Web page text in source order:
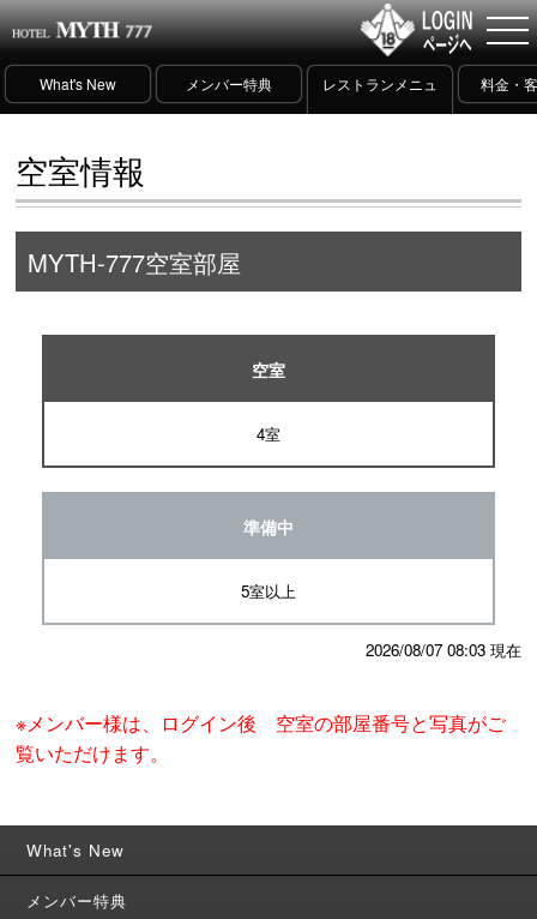
What's New メンバー特典
レストランメニュ
ー
料金・
空室情報
MYTH-777空室部屋
空室
4室
準備中
5室以上
2026/08/07 08:03 現在
※メンバー様は、ログイン後 空室の部屋番号と写真がご
覧いただけます。
What's New
メンバー特典